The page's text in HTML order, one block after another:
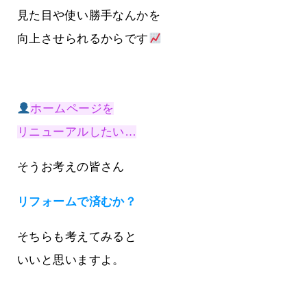
見た目や使い勝手なんかを
向上させられるからです
ホームページを
リニューアルしたい…
そうお考えの皆さん
リフォームで済むか？
そちらも考えてみると
いいと思いますよ。